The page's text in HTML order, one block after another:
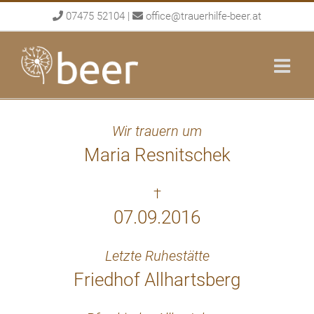
to
content
07475 52104 | office@trauerhilfe-beer.at
Wir trauern um
Maria Resnitschek
†
07.09.2016
Letzte Ruhestätte
Friedhof Allhartsberg